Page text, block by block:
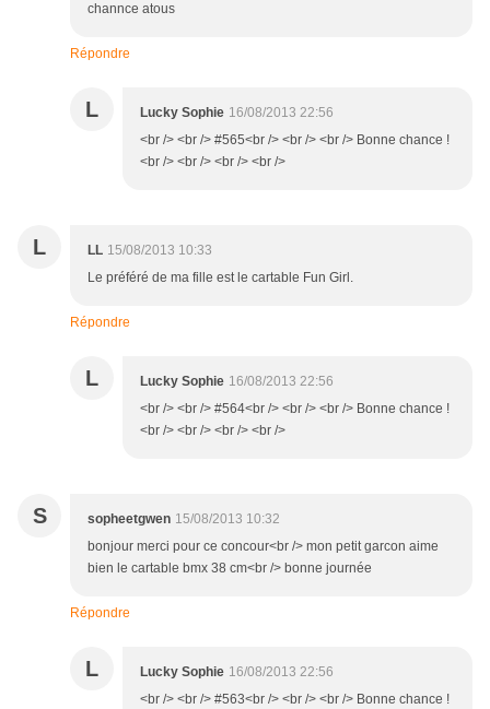
channce atous
Répondre
L Lucky Sophie 16/08/2013 22:56
<br /> <br /> #565<br /> <br /> <br /> Bonne chance !
<br /> <br /> <br /> <br />
L LL 15/08/2013 10:33
Le préféré de ma fille est le cartable Fun Girl.
Répondre
L Lucky Sophie 16/08/2013 22:56
<br /> <br /> #564<br /> <br /> <br /> Bonne chance !
<br /> <br /> <br /> <br />
S sopheetgwen 15/08/2013 10:32
bonjour merci pour ce concour<br /> mon petit garcon aime
bien le cartable bmx 38 cm<br /> bonne journée
Répondre
L Lucky Sophie 16/08/2013 22:56
<br /> <br /> #563<br /> <br /> <br /> Bonne chance !